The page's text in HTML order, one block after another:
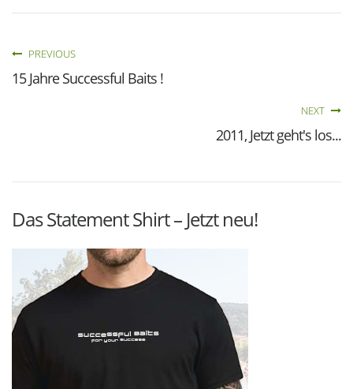
PREVIOUS
15 Jahre Successful Baits !
NEXT
2011, Jetzt geht's los...
Das Statement Shirt – Jetzt neu!